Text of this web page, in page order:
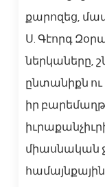
քարոզեց,
Ս. Գէորգ
ներկաները,
ընտանիքն ու
իր
միասնական